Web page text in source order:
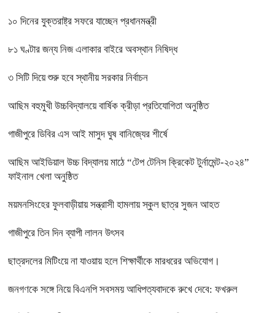
১০ দিনের যুক্তরাষ্ট্র সফরে যাচ্ছেন প্রধানমন্ত্রী
৮১ ঘণ্টার জন্য নিজ এলাকার বাইরে অবস্থান নিষিদ্ধ
৩ সিটি দিয়ে শুরু হবে স্থানীয় সরকার নির্বাচন
আছিম বহুমুখী উচ্চবিদ্যালয়ে বার্ষিক ক্রীড়া প্রতিযোগিতা অনুষ্ঠিত
গাজীপুরে ডিবির এস আই মাসুদ ঘুষ বানিজ্যের শীর্ষে
আছিম আইডিয়াল উচ্চ বিদ্যালয় মাঠে “টেপ টেনিস ক্রিকেট টুর্নামেন্ট-২০২৪”
ফাইনাল খেলা অনুষ্ঠিত
ময়মনসিংহের ফুলবাড়ীয়ায় সন্ত্রাসী হামলায় স্কুল ছাত্র সুজন আহত
গাজীপুরে তিন দিন ব্যাপী লালন উৎসব
ছাত্রদলের মিটিংয়ে না যাওয়ায় হলে শিক্ষার্থীকে মারধরের অভিযোগ।
জনগণকে সঙ্গে নিয়ে বিএনপি সবসময় আধিপত্যবাদকে রুখে দেবে: ফখরুল